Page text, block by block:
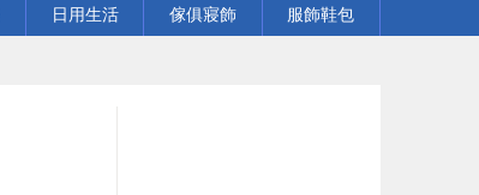
日用生活 傢俱寢飾 服飾鞋包